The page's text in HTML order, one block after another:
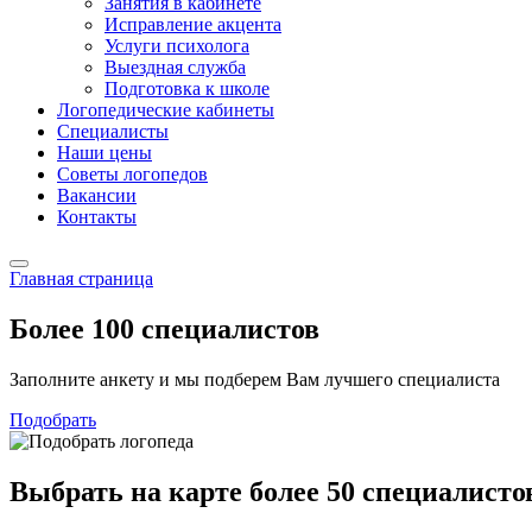
Исправление акцента
Услуги психолога
Выездная служба
Подготовка к школе
Логопедические кабинеты
Специалисты
Наши цены
Советы логопедов
Вакансии
Контакты
Главная страница
Более 100 специалистов
Заполните анкету и мы подберем Вам лучшего специалиста
Подобрать
Выбрать на карте более 50